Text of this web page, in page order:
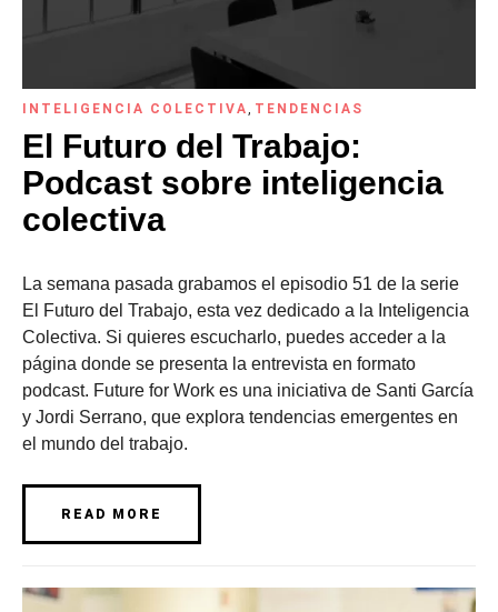
INTELIGENCIA COLECTIVA, TENDENCIAS
El Futuro del Trabajo:
Podcast sobre inteligencia
colectiva
La semana pasada grabamos el episodio 51 de la serie
El Futuro del Trabajo, esta vez dedicado a la Inteligencia
Colectiva. Si quieres escucharlo, puedes acceder a la
página donde se presenta la entrevista en formato
podcast. Future for Work es una iniciativa de Santi García
y Jordi Serrano, que explora tendencias emergentes en
el mundo del trabajo.
READ MORE